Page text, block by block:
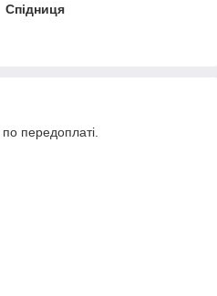
Спідниця
передоплаті.